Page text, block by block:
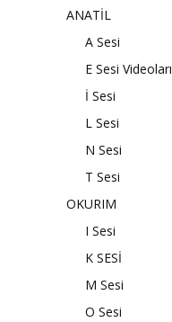
ANATİL
A Sesi
E Sesi Videoları
İ Sesi
L Sesi
N Sesi
T Sesi
OKURIM
I Sesi
K SESİ
M Sesi
O Sesi